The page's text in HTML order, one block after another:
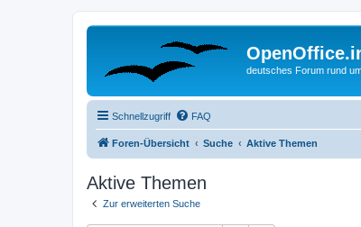
deutsches Forum rund
Schnellzugriff FAQ
Foren-Übersicht Suche Aktive Themen
Aktive Themen
Zur erweiterten Suche